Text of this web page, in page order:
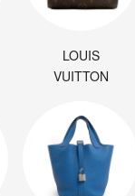
LOUIS
VUITTON